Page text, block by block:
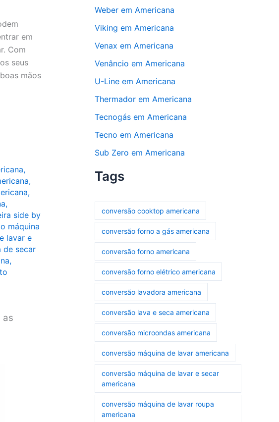
em
Com
seus
mãos
,
,
,
,
side by
máquina
lavar e
de secar
,
as
Weber em Americana
Viking em Americana
Venax em Americana
Venâncio em Americana
U-Line em Americana
Thermador em Americana
Tecnogás em Americana
Tecno em Americana
Sub Zero em Americana
Tags
conversão cooktop americana
conversão forno a gás americana
conversão forno americana
conversão forno elétrico americana
conversão lavadora americana
conversão lava e seca americana
conversão microondas americana
conversão máquina de lavar americana
conversão máquina de lavar e secar
americana
conversão máquina de lavar roupa
americana